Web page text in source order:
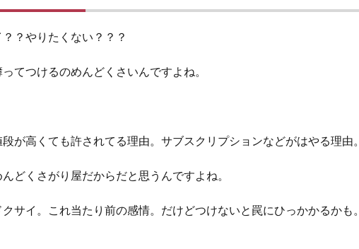
？やりたくない？？？
てつけるのめんどくさいんですよね。
が高くても許されてる理由。サブスクリプションなどがはやる理由。
どくさがり屋だからだと思うんですよね。
サイ。これ当たり前の感情。だけどつけないと罠にひっかかるかも。